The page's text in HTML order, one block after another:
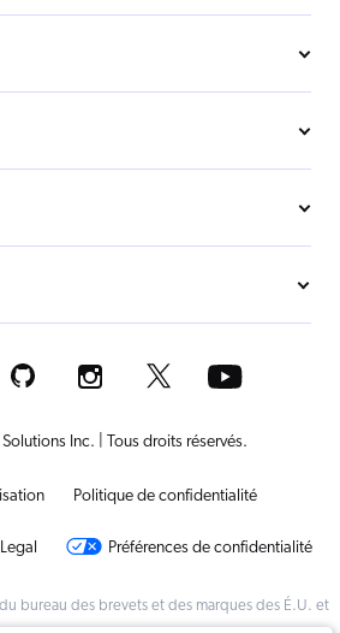
Inc. | Tous droits réservés.
Politique de confidentialité
Legal Préférences de confidentialité
bureau des brevets et des marques des É.U. et